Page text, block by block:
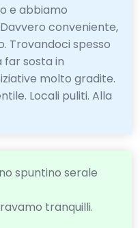
e abbiamo
conveniente,
Trovandoci spesso
far sosta in
molto gradite.
Locali puliti. Alla
spuntino serale
tranquilli.